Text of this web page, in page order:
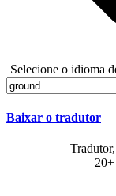
Selecione o idioma
Baixar o tradutor
20+